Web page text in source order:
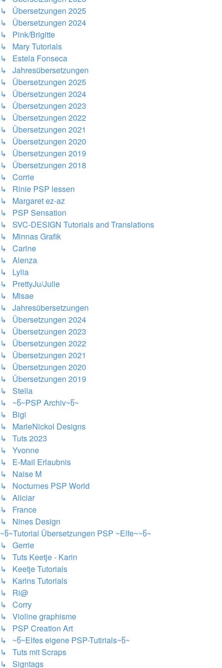
↳ Übersetzungen 2025
↳ Übersetzungen 2024
↳ Pink/Brigitte
↳ Mary Tutorials
↳ Estela Fonseca
↳ Jahresübersetzungen
↳ Übersetzungen 2025
↳ Übersetzungen 2024
↳ Übersetzungen 2023
↳ Übersetzungen 2022
↳ Übersetzungen 2021
↳ Übersetzungen 2020
↳ Übersetzungen 2019
↳ Übersetzungen 2018
↳ Corrie
↳ Rinie PSP lessen
↳ Margaret ez-az
↳ PSP Sensation
↳ SVC-DESIGN Tutorials and Translations
↳ Minnas Grafik
↳ Carine
↳ Alenza
↳ Lylia
↳ PrettyJu/Julie
↳ Misae
↳ Jahresübersetzungen
↳ Übersetzungen 2024
↳ Übersetzungen 2023
↳ Übersetzungen 2022
↳ Übersetzungen 2021
↳ Übersetzungen 2020
↳ Übersetzungen 2019
↳ Stella
↳ ~წ~PSP Archiv~წ~
↳ Bigi
↳ MarieNickol Designs
↳ Tuts 2023
↳ Yvonne
↳ E-Mail Erlaubnis
↳ Naise M
↳ Nocturnes PSP World
↳ Aliciar
↳ France
↳ Nines Design
~წ~Tutorial Übersetzungen PSP ~Elfe~~წ~
↳ Gerrie
↳ Tuts Keetje - Karin
↳ Keetje Tutorials
↳ Karins Tutorials
↳ Ri@
↳ Corry
↳ Violine graphisme
↳ PSP Creation Art
↳ ~წ~Elfes eigene PSP-Tutirials~წ~
↳ Tuts mit Scraps
↳ Signtags